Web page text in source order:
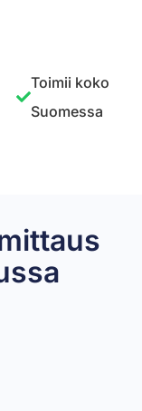
Toimii koko
Suomessa